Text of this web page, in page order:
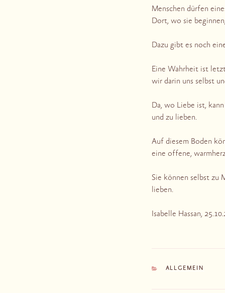
Menschen dürfen
Dort, wo sie
Dazu gibt es noch
Eine Wahrheit ist
wir darin uns selbst
Da, wo Liebe ist,
und zu lieben.
Auf diesem Boden
eine offene,
Sie können selbst zu
lieben.
Isabelle Hassan,
KATEGORIEN
ALLGEMEIN